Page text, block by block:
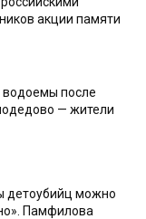
акции памяти
после
— жители
детоубийц можно
Памфилова